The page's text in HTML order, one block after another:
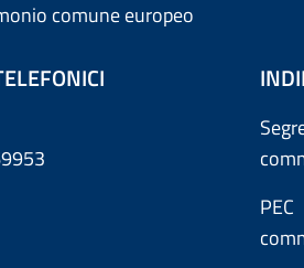
comune europeo
PEC